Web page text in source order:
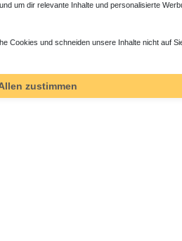
Duschsystem mit Einhebelmischer
365,40 € *
*inkl. ges. MwSt.
um dir relevante Inhalte und personalisierte
Cookies und schneiden unsere Inhalte nicht auf
zustimmen